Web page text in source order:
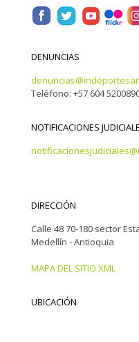
DENUNCIAS
Teléfono: +57 604
NOTIFICACIONES
DIRECCIÓN
Calle 48 70-180 sector
Medellín - Antioquia
MAPA DEL SITIO XML
UBICACIÓN